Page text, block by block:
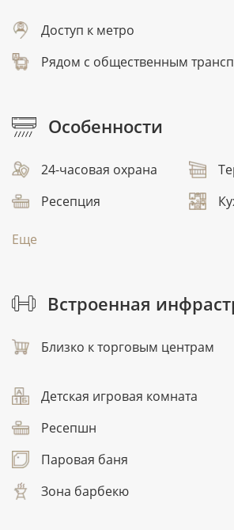
Доступ к метро
Рядом с общественным
Особенности
24-часовая охрана
Ресепция
Еще
Встроенная
Близко к торговым центрам
Детская игровая комната
Ресепшн
Паровая баня
Зона барбекю